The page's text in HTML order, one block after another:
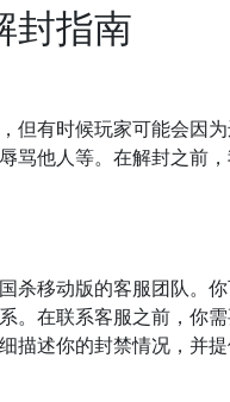
封指南
但有时候玩家可能会因
骂他人等。在解封之前
杀移动版的客服团队。
。在联系客服之前，你
描述你的封禁情况，并